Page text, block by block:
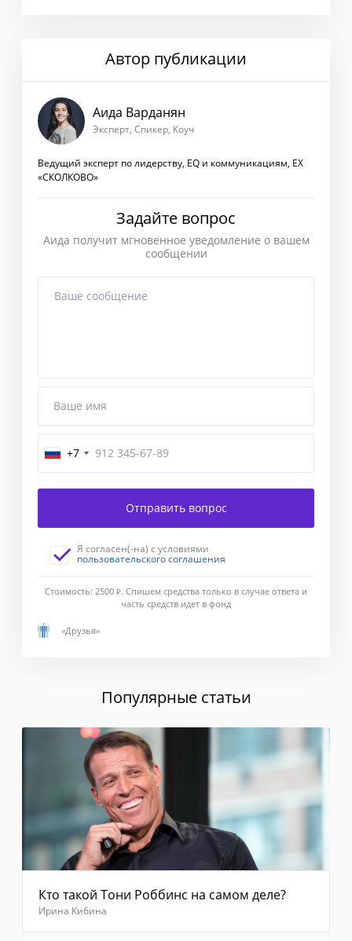
Автор публикации
Аида Варданян
Эксперт, Спикер, Коуч
Ведущий эксперт по лидерству, EQ и коммуникациям, EX
«СКОЛКОВО»
Задайте вопрос
Аида получит мгновенное уведомление о вашем
сообщении
Ваше имя
+7
Завершение
Введите
подтверждения,
отправленный
Вам
смс-
сообщении.
сообщение
приходит,
выберите
"Отправить
код
повторно"
код из
смс
Отправить вопрос
Я согласен(-на) с условиями
пользовательского соглашения
Стоимость: 2500 Ж. Спишем средства только в случае ответа и
часть средств идет в фонд
«Друзья»
Популярные статьи
Кто такой Тони Роббинс на самом деле?
Ирина Кибина